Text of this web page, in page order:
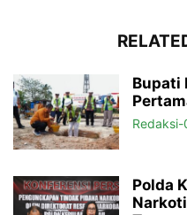
Bupati
Redaksi-
Polda